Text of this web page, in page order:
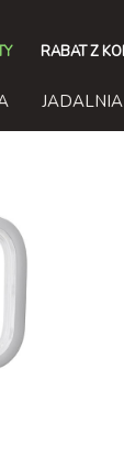
RABAT Z
JADALNIA